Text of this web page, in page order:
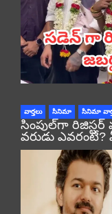
వార్తలు సినిమా సినిమా
సింపుల్‌గా రిజిస్టర్‌
వరుడు